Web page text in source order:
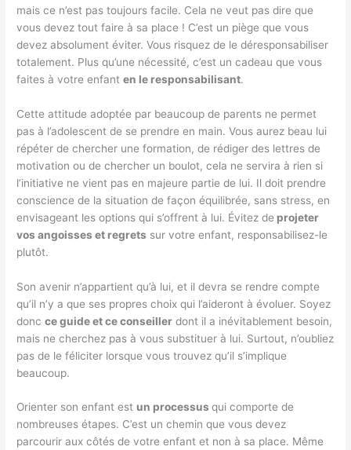
mais ce n’est pas toujours facile. Cela ne veut pas dire que
vous devez tout faire à sa place ! C’est un piège que vous
devez absolument éviter. Vous risquez de le déresponsabiliser
totalement. Plus qu’une nécessité, c’est un cadeau que vous
faites à votre enfanten le responsabilisant.
Cette attitude adoptée par beaucoup de parents ne permet
pas à l’adolescent de se prendre en main. Vous aurez beau lui
répéter de chercher une formation, de rédiger des lettres de
motivation ou de chercher un boulot, cela ne servira à rien si
l’initiative ne vient pas en majeure partie de lui. Il doit prendre
conscience de la situation de façon équilibrée, sans stress, en
envisageant les options qui s’offrent à lui. Évitez de projeter
vos angoisses et regrets sur votre enfant, responsabilisez-le
plutôt.
Son avenir n’appartient qu’à lui, et il devra se rendre compte
qu’il n’y a que ses propres choix qui l’aideront à évoluer. Soyez
doncce guide et ce conseiller dont il a inévitablement besoin,
mais ne cherchez pas à vous substituer à lui. Surtout, n’oubliez
pas de le féliciter lorsque vous trouvez qu’il s’implique
beaucoup.
Orienter son enfant est un processusqui comporte de
nombreuses étapes. C’est un chemin que vous devez
parcourir aux côtés de votre enfant et non à sa place. Même